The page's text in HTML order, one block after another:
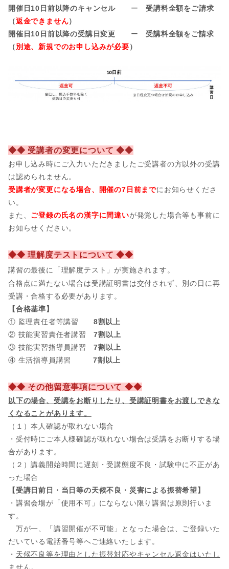
開催日10日前以降のキャンセル ー受講料全額をご請求
（返金できません）
開催日10日前以降の受講日変更 ー受講料全額をご請求
（別途、新規でのお申し込みが必要）
◆◆ 受講者の変更について ◆◆
お申し込み時にご入力いただきましたご受講者の方以外の受講
は認められません。
受講者が変更になる場合、開催の7日前までにお知らせくださ
い。
また、 ご登録の氏名の漢字に間違いが発覚した場合等も事前に
お知らせください。
◆◆ 理解度テストについて ◆◆
講習の最後に「理解度テスト」が実施されます。
合格点に満たない場合は受講証明書は交付されず、別の日に再
受講・合格する必要があります。
【合格基準】
① 監理責任者等講習 8割以上
② 技能実習責任者講習7割以上
③ 技能実習指導員講習7割以上
④ 生活指導員講習
7割以上
◆◆ その他留意事項について ◆◆
以下の場合、 受講をお断りしたり、受講証明書をお渡しできな
くなることがあります。
（１）本人確認が取れない場合
・受付時にご本人様確認が取れない場合は受講をお断りする場
合があります。
（２）講義開始時間に遅刻・受講態度不良・試験中に不正があ
った場合
【受講日前日・当日等の天候不良・災害による振替希望】
・講習会場が「使用不可」にならない限り講習は原則行いま
す。
万が一、「講習開催が不可能」となった場合は、ご登録いた
だいている電話番号等へご連絡いたします。
・ 天候不良等を理由とした振替対応やキャンセル返金はいたし
ません。